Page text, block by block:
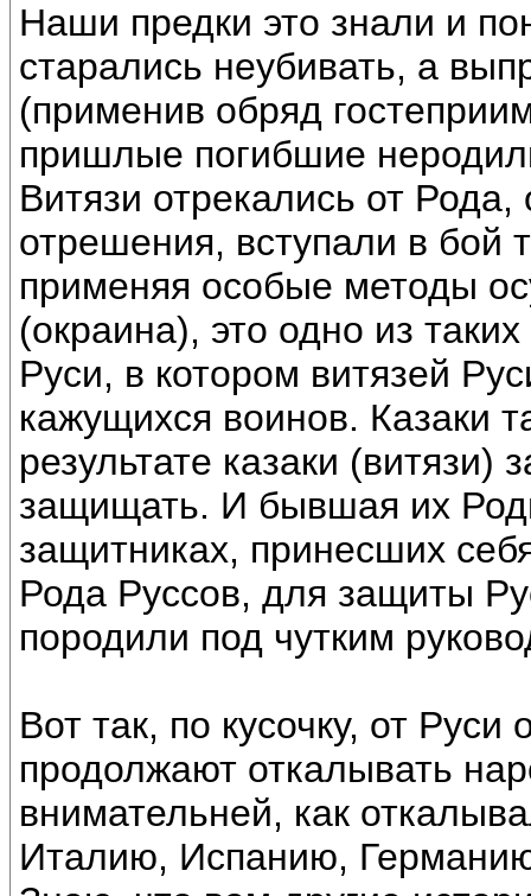
Наши предки это знали и
старались неубивать, а
(применив обряд
пришлые погибшие
Витязи отрекались от
отрешения, вступали в бой
применяя особые методы
(окраина), это одно из
Руси, в котором витязей
кажущихся воинов. Казаки
результате казаки
защищать. И бывшая их
защитниках, принесших
Рода Руссов, для защиты
породили под чутким
Вот так, по кусочку, от
продолжают откалывать
внимательней, как
Италию, Испанию,